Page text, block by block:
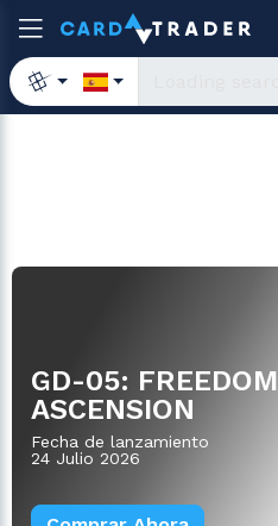
GD-05: FREEDOM
ASCENSION
Fecha de lanzamiento
24 Julio 2026